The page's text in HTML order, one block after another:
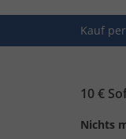
Kauf
10 €
Nichts